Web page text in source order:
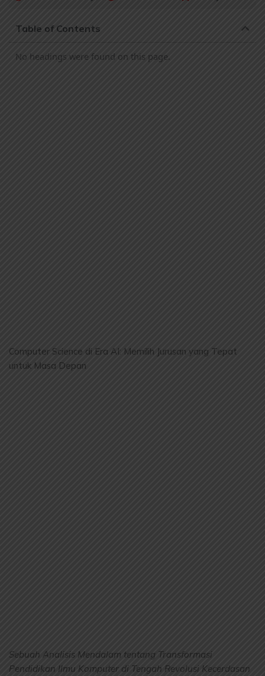
Table of Contents
No headings were found on this page.
Computer Science di Era AI: Memilih Jurusan yang Tepat
untuk Masa Depan
Sebuah Analisis Mendalam tentang Transformasi
Pendidikan Ilmu Komputer di Tengah Revolusi Kecerdasan